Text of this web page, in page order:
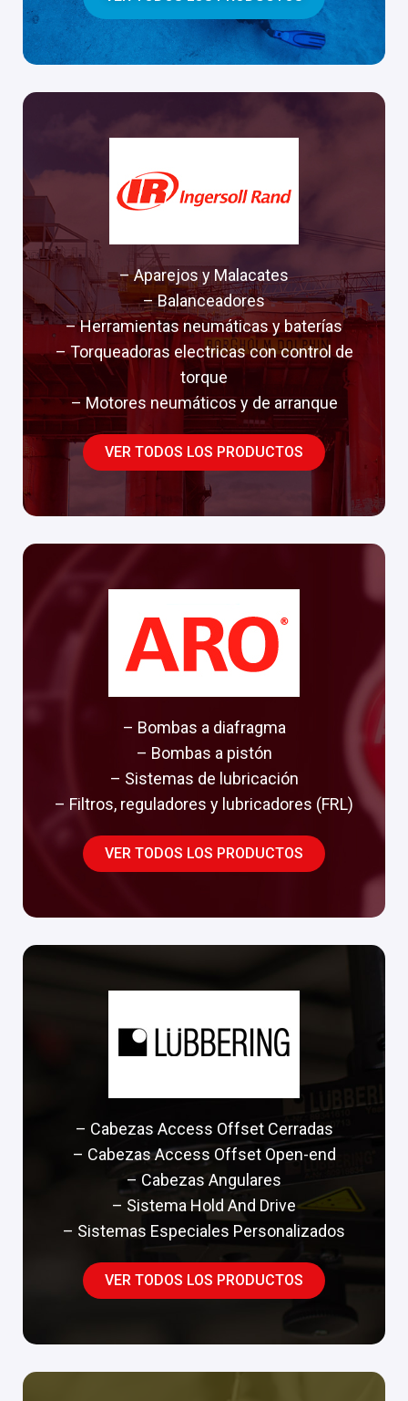
– Aparejos y Malacates
– Balanceadores
– Herramientas neumáticas y baterías
– Torqueadoras electricas con control de
torque
– Motores neumáticos y de arranque
VER TODOS LOS PRODUCTOS
– Bombas a diafragma
– Bombas a pistón
– Sistemas de lubricación
– Filtros, reguladores y lubricadores (FRL)
VER TODOS LOS PRODUCTOS
– Cabezas Access Offset Cerradas
– Cabezas Access Offset Open-end
– Cabezas Angulares
– Sistema Hold And Drive
– Sistemas Especiales Personalizados
VER TODOS LOS PRODUCTOS